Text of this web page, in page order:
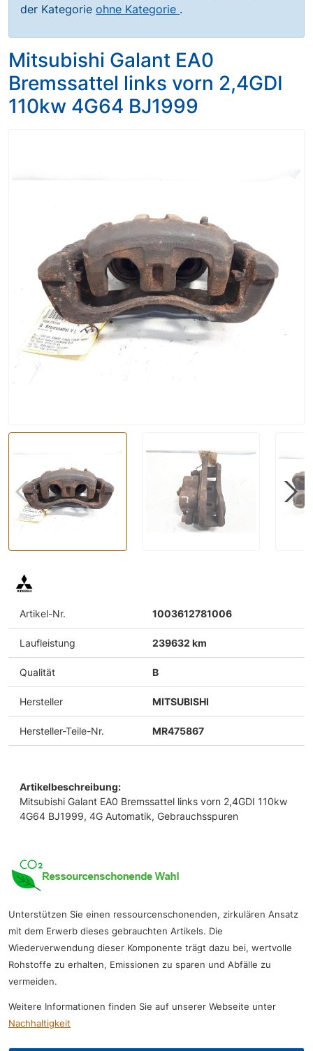
der Kategorie ohne Kategorie .
Mitsubishi Galant EA0
Bremssattel links vorn 2,4GDI
110kw 4G64 BJ1999
Artikel-Nr. 1003612781006
Laufleistung 239632 km
Qualität B
Hersteller MITSUBISHI
Hersteller-Teile-Nr. MR475867
Artikelbeschreibung:
Mitsubishi Galant EA0 Bremssattel links vorn 2,4GDI 110kw
4G64 BJ1999, 4G Automatik, Gebrauchsspuren
Unterstützen Sie einen ressourcenschonenden, zirkulären Ansatz
mit dem Erwerb dieses gebrauchten Artikels. Die
Wiederverwendung dieser Komponente trägt dazu bei, wertvolle
Rohstoffe zu erhalten, Emissionen zu sparen und Abfälle zu
vermeiden.
Weitere Informationen finden Sie auf unserer Webseite unter
Nachhaltigkeit